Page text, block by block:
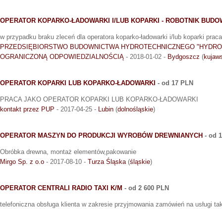
OPERATOR KOPARKO-ŁADOWARKI I/LUB KOPARKI - ROBOTNIK
w przypadku braku zleceń dla operatora koparko-ładowarki i/lub koparki
PRZEDSIĘBIORSTWO BUDOWNICTWA HYDROTECHNICZNEGO
OGRANICZONĄ ODPOWIEDZIALNOŚCIĄ - 2018-01-02 - Bydgoszcz (
OPERATOR KOPARKI LUB KOPARKO-ŁADOWARKI - od 17 PLN
PRACA JAKO OPERATOR KOPARKI LUB KOPARKO-ŁADOWARKI
kontakt przez PUP - 2017-04-25 - Lubin (dolnośląskie)
OPERATOR MASZYN DO PRODUKCJI WYROBÓW DREWNIANYCH - od
Obróbka drewna, montaż elementów,pakowanie
Mirgo Sp. z o.o - 2017-08-10 - Turza Śląska(śląskie)
OPERATOR CENTRALI RADIO TAXI K/M - od 2 600 PLN
telefoniczna obsługa klienta w zakresie przyjmowania zamówień na usługi